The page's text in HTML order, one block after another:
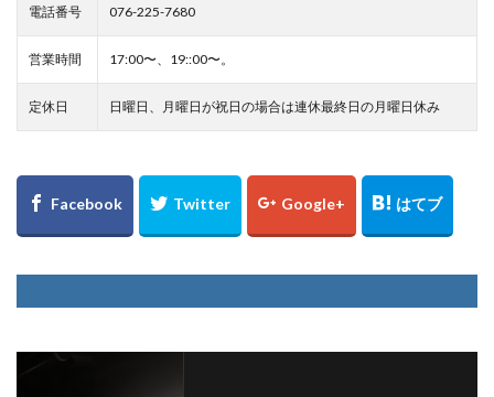
電話番号 076-225-7680
営業時間 17:00〜、19::00〜。
定休日 日曜日、月曜日が祝日の場合は連休最終日の月曜日休み